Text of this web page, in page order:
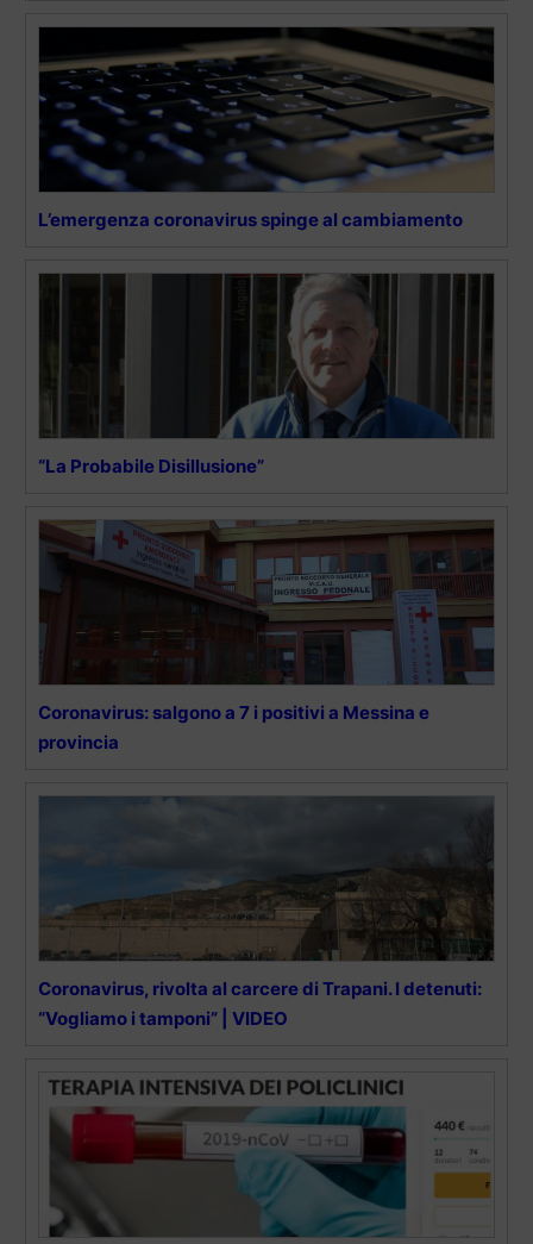
L’emergenza coronavirus spinge al cambiamento
“La Probabile Disillusione”
Coronavirus: salgono a 7 i positivi a Messina e
provincia
Coronavirus, rivolta al carcere di Trapani. I detenuti:
“Vogliamo i tamponi” | VIDEO